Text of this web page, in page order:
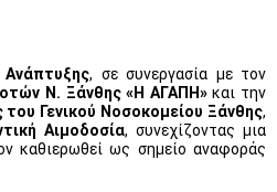
Ανάπτυξης, σε συνεργασία με τον
Ν. Ξάνθης «Η ΑΓΑΠΗ»και την
Γενικού Νοσοκομείου Ξάνθης,
Αιμοδοσία, συνεχίζοντας μια
καθιερωθεί ως σημείο αναφοράς